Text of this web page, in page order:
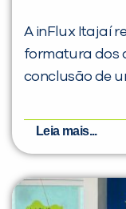
A inFlux Itajaí
formatura dos
conclusão de
Leia mais...